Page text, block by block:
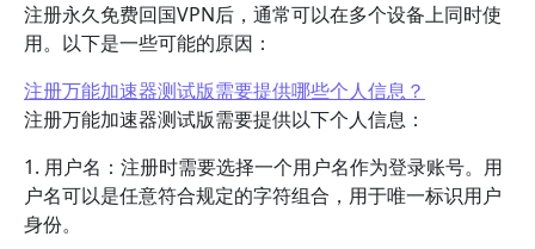
注册永久免费回国VPN后，通常可以在多个设备上同时使
用。以下是一些可能的原因：
注册万能加速器测试版需要提供哪些个人信息？
注册万能加速器测试版需要提供以下个人信息：
1. 用户名：注册时需要选择一个用户名作为登录账号。用
户名可以是任意符合规定的字符组合，用于唯一标识用户
身份。